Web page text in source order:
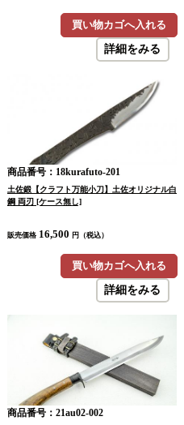
買い物カゴへ入れる
詳細をみる
商品番号：18kurafuto-201
土佐鍛【クラフト万能小刀】土佐オリジナル白
鋼 両刃 [ケース無し]
販売価格 16,500 円（税込）
買い物カゴへ入れる
詳細をみる
商品番号：21au02-002